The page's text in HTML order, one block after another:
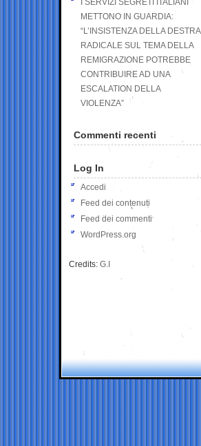
I SERVIZI SEGRETI ITALIANI
METTONO IN GUARDIA:
“L’INSISTENZA DELLA DESTRA
RADICALE SUL TEMA DELLA
REMIGRAZIONE POTREBBE
CONTRIBUIRE AD UNA
ESCALATION DELLA
VIOLENZA”
Commenti recenti
Log In
Accedi
Feed dei contenuti
Feed dei commenti
WordPress.org
Credits: G.I